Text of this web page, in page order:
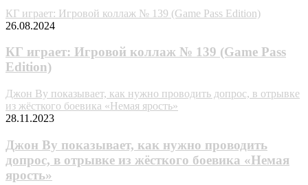
КГ играет: Игровой коллаж № 139 (Game Pass Edition)
26.08.2024
КГ играет: Игровой коллаж № 139 (Game Pass
Edition)
Джон Ву показывает, как нужно проводить допрос, в отрывке
из жёсткого боевика «Немая ярость»
28.11.2023
Джон Ву показывает, как нужно проводить
допрос, в отрывке из жёсткого боевика «Немая
ярость»